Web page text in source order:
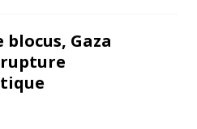
blocus, Gaza